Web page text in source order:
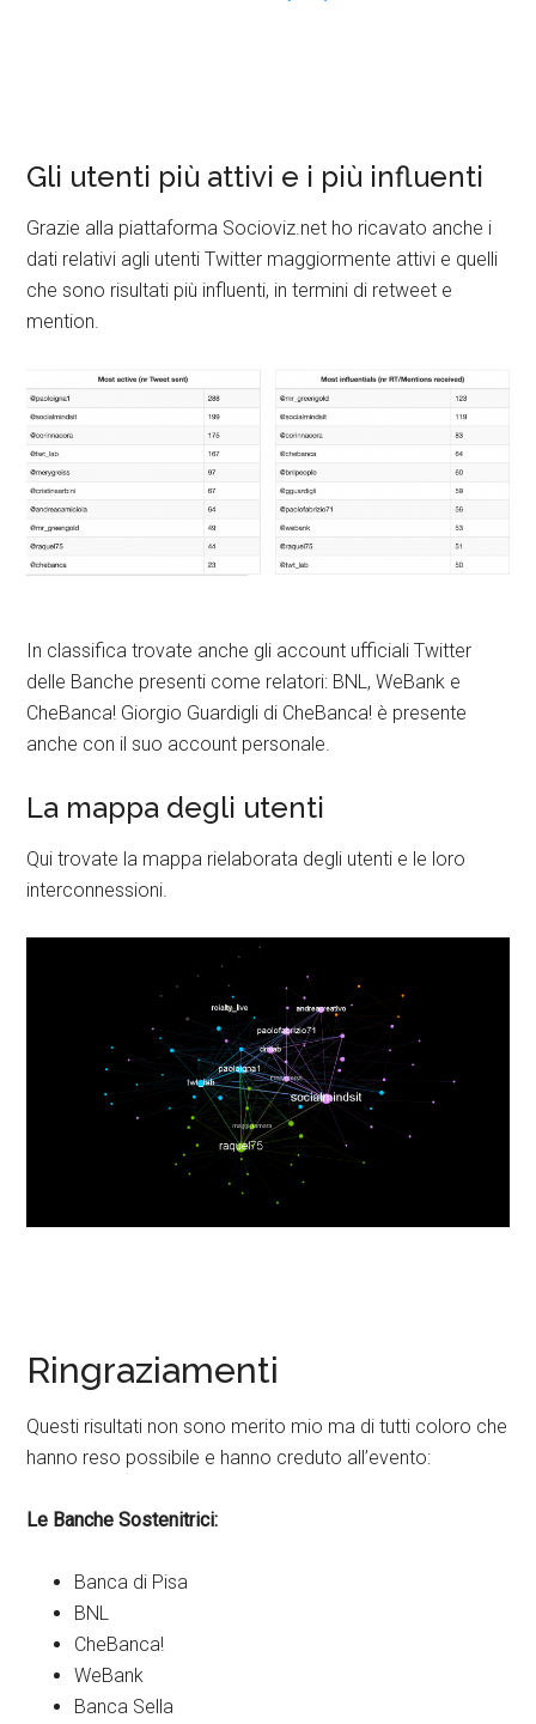
Gli utenti più attivi e i più influenti
Grazie alla piattaforma Socioviz.net ho ricavato anche i
dati relativi agli utenti Twitter maggiormente attivi e quelli
che sono risultati più influenti, in termini di retweet e
mention.
In classifica trovate anche gli account ufficiali Twitter
delle Banche presenti come relatori: BNL, WeBank e
CheBanca! Giorgio Guardigli di CheBanca! è presente
anche con il suo account personale.
La mappa degli utenti
Qui trovate la mappa rielaborata degli utenti e le loro
interconnessioni.
Ringraziamenti
Questi risultati non sono merito mio ma di tutti coloro che
hanno reso possibile e hanno creduto all’evento:
Le Banche Sostenitrici:
Banca di Pisa
BNL
CheBanca!
WeBank
Banca Sella